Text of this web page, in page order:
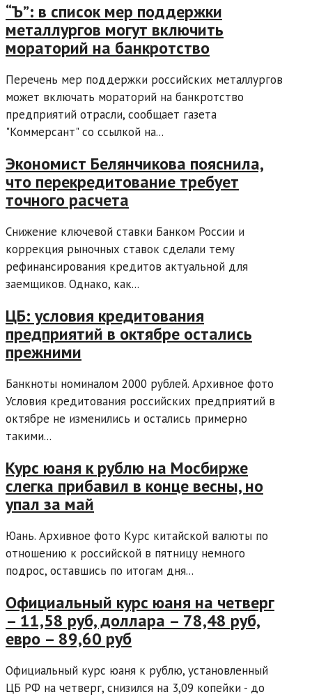
“Ъ”: в список мер поддержки
металлургов могут включить
мораторий на банкротство
Перечень мер поддержки российских металлургов
может включать мораторий на банкротство
предприятий отрасли, сообщает газета
"Коммерсант" со ссылкой на...
Экономист Белянчикова пояснила,
что перекредитование требует
точного расчета
Снижение ключевой ставки Банком России и
коррекция рыночных ставок сделали тему
рефинансирования кредитов актуальной для
заемщиков. Однако, как...
ЦБ: условия кредитования
предприятий в октябре остались
прежними
Банкноты номиналом 2000 рублей. Архивное фото
Условия кредитования российских предприятий в
октябре не изменились и остались примерно
такими...
Курс юаня к рублю на Мосбирже
слегка прибавил в конце весны, но
упал за май
Юань. Архивное фото Курс китайской валюты по
отношению к российской в пятницу немного
подрос, оставшись по итогам дня...
Официальный курс юаня на четверг
– 11,58 руб, доллара – 78,48 руб,
евро – 89,60 руб
Официальный курс юаня к рублю, установленный
ЦБ РФ на четверг, снизился на 3,09 копейки - до